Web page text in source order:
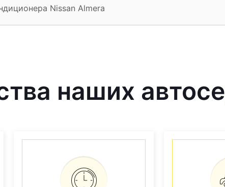
Nissan Almera
наших